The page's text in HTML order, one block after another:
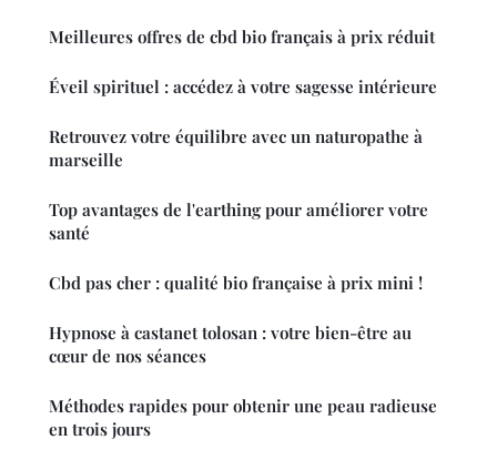
Meilleures offres de cbd bio français à prix réduit
Éveil spirituel : accédez à votre sagesse intérieure
Retrouvez votre équilibre avec un naturopathe à
marseille
Top avantages de l'earthing pour améliorer votre
santé
Cbd pas cher : qualité bio française à prix mini !
Hypnose à castanet tolosan : votre bien-être au
cœur de nos séances
Méthodes rapides pour obtenir une peau radieuse
en trois jours